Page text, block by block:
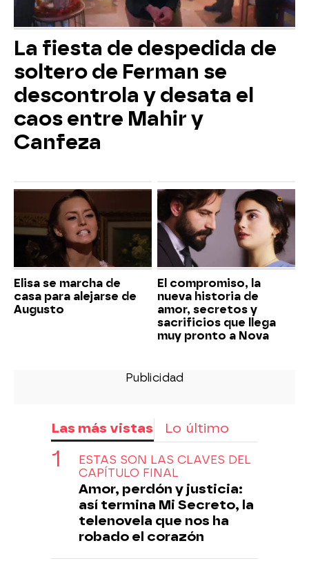
La fiesta de despedida de
soltero de Ferman se
descontrola y desata el
caos entre Mahir y
Canfeza
Elisa se marcha de
casa para alejarse de
Augusto
El compromiso, la
nueva historia de
amor, secretos y
sacrificios que llega
muy pronto a Nova
Las más vistas Lo último
ESTAS SON LAS CLAVES DEL
CAPÍTULO FINAL
Amor, perdón y justicia:
así termina Mi Secreto, la
telenovela que nos ha
robado el corazón